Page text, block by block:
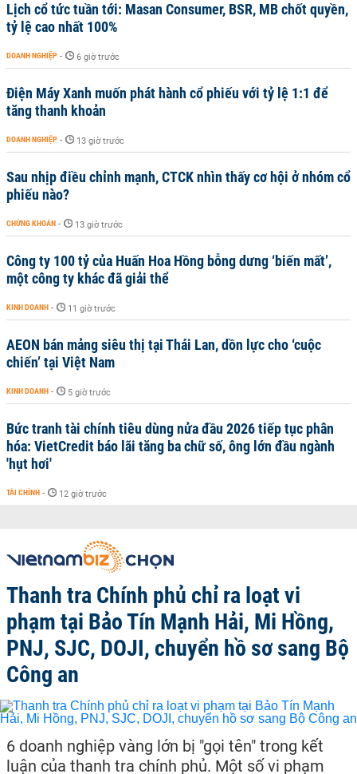
Lịch cổ tức tuần tới: Masan Consumer, BSR, MB chốt quyền,
tỷ lệ cao nhất 100%
DOANH NGHIỆP - 6 giờ trước
Điện Máy Xanh muốn phát hành cổ phiếu với tỷ lệ 1:1 để
tăng thanh khoản
DOANH NGHIỆP - 13 giờ trước
Sau nhịp điều chỉnh mạnh, CTCK nhìn thấy cơ hội ở nhóm cổ
phiếu nào?
CHỨNG KHOÁN - 13 giờ trước
Công ty 100 tỷ của Huấn Hoa Hồng bỗng dưng ‘biến mất’,
một công ty khác đã giải thể
KINH DOANH - 11 giờ trước
AEON bán mảng siêu thị tại Thái Lan, dồn lực cho ‘cuộc
chiến’ tại Việt Nam
KINH DOANH - 5 giờ trước
Bức tranh tài chính tiêu dùng nửa đầu 2026 tiếp tục phân
hóa: VietCredit báo lãi tăng ba chữ số, ông lớn đầu ngành
'hụt hơi'
TÀI CHÍNH - 12 giờ trước
Thanh tra Chính phủ chỉ ra loạt vi
phạm tại Bảo Tín Mạnh Hải, Mi Hồng,
PNJ, SJC, DOJI, chuyển hồ sơ sang Bộ
Công an
6 doanh nghiệp vàng lớn bị "gọi tên" trong kết
luận của thanh tra chính phủ. Một số vi phạm